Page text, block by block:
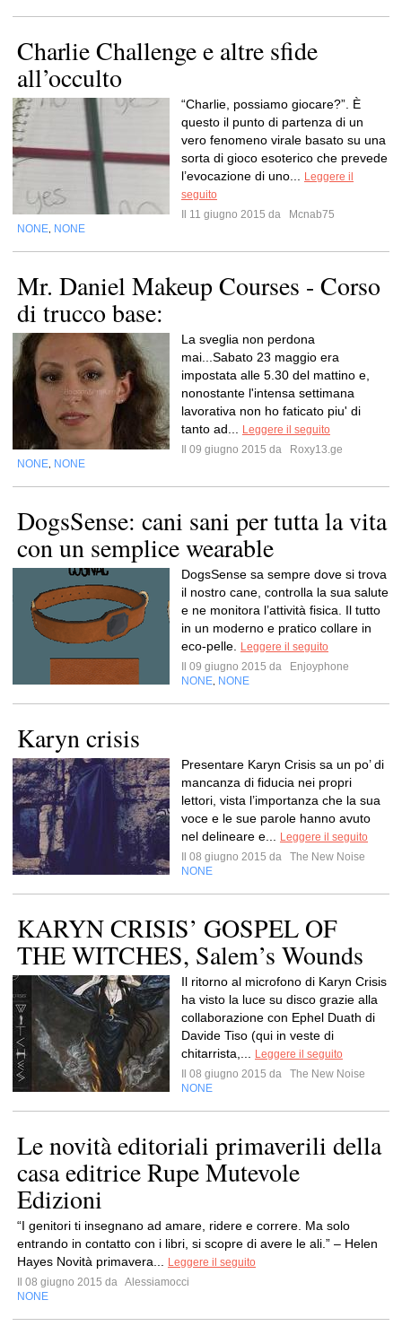
Charlie Challenge e altre sfide
all’occulto
“Charlie, possiamo giocare?”. È
questo il punto di partenza di un
vero fenomeno virale basato su una
sorta di gioco esoterico che prevede
l’evocazione di uno...
Leggere il
seguito
Il 11 giugno 2015 da
Mcnab75
NONE NONE
Mr. Daniel Makeup Courses - Corso
di trucco base:
La sveglia non perdona
mai...Sabato 23 maggio era
impostata alle 5.30 del mattino e,
nonostante l'intensa settimana
lavorativa non ho faticato piu' di
tanto ad...
Leggere il seguito
Il 09 giugno 2015 da
Roxy13.ge
NONE NONE
DogsSense: cani sani per tutta la vita
con un semplice wearable
DogsSense sa sempre dove si trova
il nostro cane, controlla la sua salute
e ne monitora l’attività fisica. Il tutto
in un moderno e pratico collare in
eco-pelle.
Leggere il seguito
Il 09 giugno 2015 da
Enjoyphone
NONE NONE
Karyn crisis
Presentare Karyn Crisis sa un po’ di
mancanza di fiducia nei propri
lettori, vista l’importanza che la sua
voce e le sue parole hanno avuto
nel delineare e...
Leggere il seguito
Il 08 giugno 2015 da
The New Noise
NONE
KARYN CRISIS’ GOSPEL OF
THE WITCHES, Salem’s Wounds
Il ritorno al microfono di Karyn Crisis
ha visto la luce su disco grazie alla
collaborazione con Ephel Duath di
Davide Tiso (qui in veste di
chitarrista,...
Leggere il seguito
Il 08 giugno 2015 da
The New Noise
NONE
Le novità editoriali primaverili della
casa editrice Rupe Mutevole
Edizioni
“I genitori ti insegnano ad amare, ridere e correre. Ma solo
entrando in contatto con i libri, si scopre di avere le ali.” – Helen
Hayes Novità primavera...
Leggere il seguito
Il 08 giugno 2015 da Alessiamocci
NONE